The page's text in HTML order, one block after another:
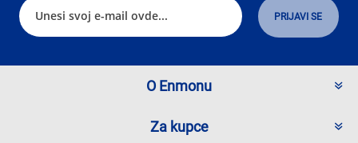
O Enmonu
Za kupce